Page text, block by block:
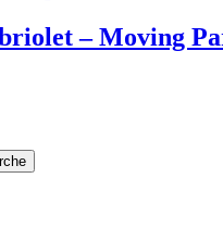
– Moving